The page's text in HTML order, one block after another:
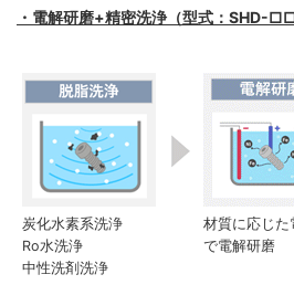
・電解研磨+精密洗浄（型式：SHD-□□
炭化水素系洗浄
Ro水洗浄
中性洗剤洗浄
材質に応じた
で電解研磨